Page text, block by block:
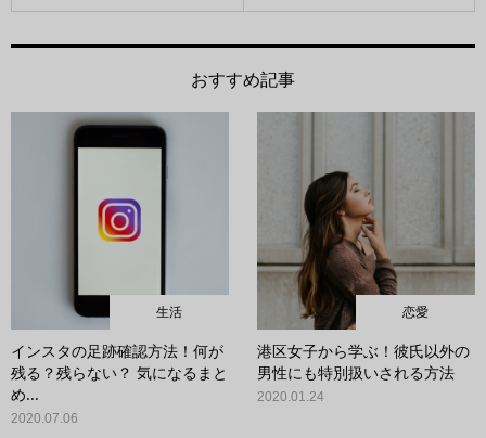
おすすめ記事
生活
インスタの足跡確認方法！何が
残る？残らない？ 気になるまと
め...
2020.07.06
恋愛
港区女子から学ぶ！彼氏以外の
男性にも特別扱いされる方法
2020.01.24